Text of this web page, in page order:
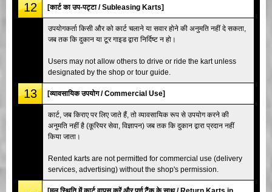
12 [कार्ट का उप-पट्टा / Subleasing Karts]
उपयोगकर्ता किसी और को कार्ट चलाने या सवार होने की अनुमति नहीं दे सकता,
जब तक कि दुकान या टूर गाइड द्वारा निर्दिष्ट न हो।
Users may not allow others to drive or ride the kart unless
designated by the shop or tour guide.
13 [व्यावसायिक उपयोग / Commercial Use]
कार्ट, जब किराए पर लिए जाते हैं, तो व्यावसायिक रूप से उपयोग करने की
अनुमति नहीं है (कूरियर सेवा, विज्ञापन) जब तक कि दुकान द्वारा प्रदान नहीं
किया जाता।
Rented karts are not permitted for commercial use (delivery
services, advertising) without the shop's permission.